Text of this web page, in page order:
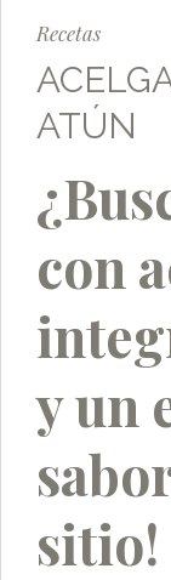
Recetas
ATÚN
con
y un
sitio!